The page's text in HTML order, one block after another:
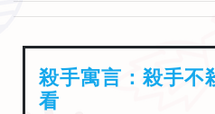
殺手寓言：殺手不
看